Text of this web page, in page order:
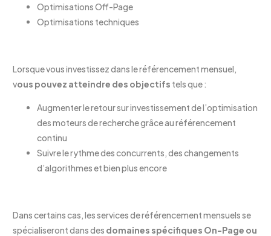
Optimisations Off-Page
Optimisations techniques
Lorsque vous investissez dans le référencement mensuel,
vous pouvez atteindre des objectifs tels que :
Augmenter le retour sur investissement de l’optimisation
des moteurs de recherche grâce au référencement
continu
Suivre le rythme des concurrents, des changements
d’algorithmes et bien plus encore
Dans certains cas, les services de référencement mensuels se
spécialiseront dans des domaines spécifiques On-Page ou